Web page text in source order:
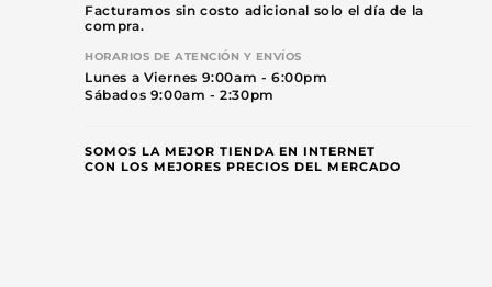
Facturamos sin costo adicional solo el día de la
compra.
HORARIOS DE ATENCIÓN Y ENVÍOS
Lunes a Viernes 9:00am - 6:00pm
Sábados 9:00am - 2:30pm
SOMOS LA MEJOR TIENDA EN INTERNET
CON LOS MEJORES PRECIOS DEL MERCADO